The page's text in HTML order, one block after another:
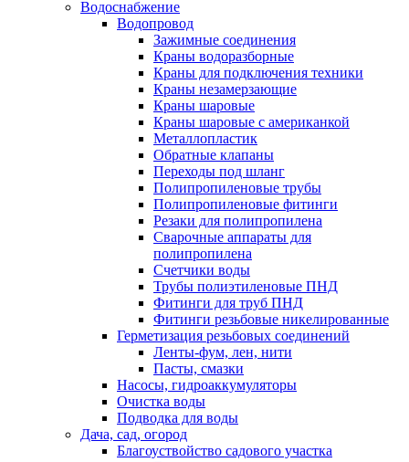
Водоснабжение
Водопровод
Зажимные соединения
Краны водоразборные
Краны для подключения техники
Краны незамерзающие
Краны шаровые
Краны шаровые с американкой
Металлопластик
Обратные клапаны
Переходы под шланг
Полипропиленовые трубы
Полипропиленовые фитинги
Резаки для полипропилена
Сварочные аппараты для
полипропилена
Счетчики воды
Трубы полиэтиленовые ПНД
Фитинги для труб ПНД
Фитинги резьбовые никелированные
Герметизация резьбовых соединений
Ленты-фум, лен, нити
Пасты, смазки
Насосы, гидроаккумуляторы
Очистка воды
Подводка для воды
Дача, сад, огород
Благоуствойство садового участка